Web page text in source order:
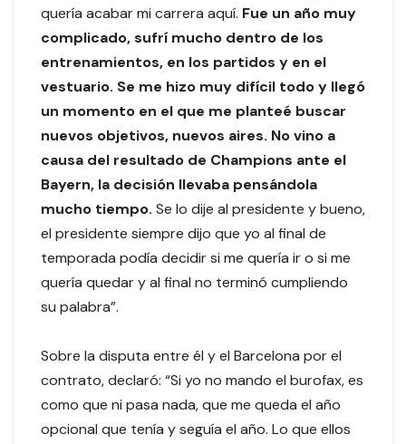
quería acabar mi carrera aquí. Fue un año muy
complicado, sufrí mucho dentro de los
entrenamientos, en los partidos y en el
vestuario. Se me hizo muy difícil todo y llegó
un momento en el que me planteé buscar
nuevos objetivos, nuevos aires. No vino a
causa del resultado de Champions ante el
Bayern, la decisión llevaba pensándola
mucho tiempo. Se lo dije al presidente y bueno,
el presidente siempre dijo que yo al final de
temporada podía decidir si me quería ir o si me
quería quedar y al final no terminó cumpliendo
su palabra”.
Sobre la disputa entre él y el Barcelona por el
contrato, declaró: “Si yo no mando el burofax, es
como que ni pasa nada, que me queda el año
opcional que tenía y seguía el año. Lo que ellos